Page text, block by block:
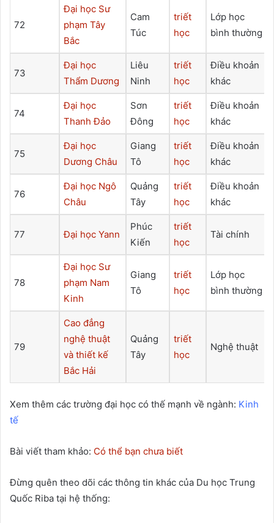
72
Đại học Sư
phạm Tây
Bắc
Cam
Túc
triết
học
Lớp học
bình thường
73
Đại học
Thẩm Dương
Liêu
Ninh
triết
học
Điều khoản
khác
74
Đại học
Thanh Đảo
Sơn
Đông
triết
học
Điều khoản
khác
75
Đại học
Dương Châu
Giang
Tô
triết
học
Điều khoản
khác
76
Đại học Ngô
Châu
Quảng
Tây
triết
học
Điều khoản
khác
77 Đại học Yann
Phúc
Kiến
triết
học
Tài chính
78
Đại học Sư
phạm Nam
Kinh
Giang
Tô
triết
học
Lớp học
bình thường
79
Cao đẳng
nghệ thuật
và thiết kế
Bắc Hải
Quảng
Tây
triết
học
Nghệ thuật
Xem thêm các trường đại học có thế mạnh về ngành: Kinh
tế
Bài viết tham khảo: Có thể bạn chưa biết
Đừng quên theo dõi các thông tin khác của Du học Trung
Quốc Riba tại hệ thống: